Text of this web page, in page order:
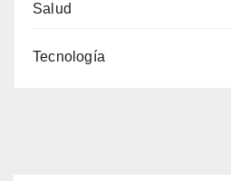
Salud
Tecnología